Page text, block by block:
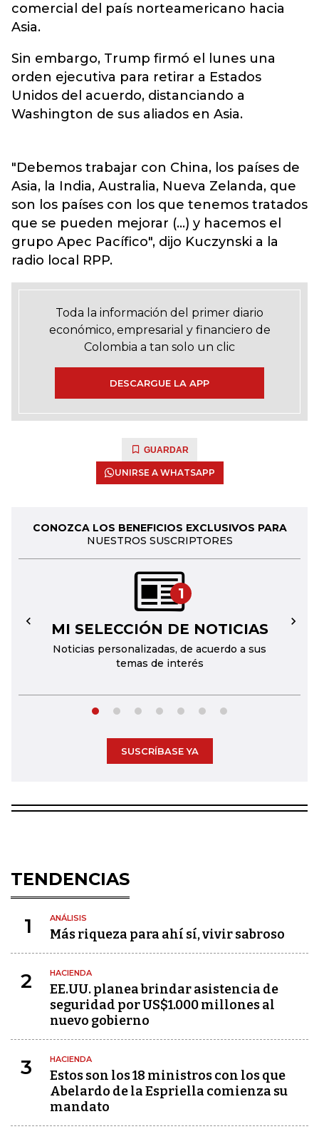
comercial del país norteamericano hacia
Asia.
Sin embargo, Trump firmó el lunes una
orden ejecutiva para retirar a Estados
Unidos del acuerdo, distanciando a
Washington de sus aliados en Asia.
"Debemos trabajar con China, los países de
Asia, la India, Australia, Nueva Zelanda, que
son los países con los que tenemos tratados
que se pueden mejorar (...) y hacemos el
grupo Apec Pacífico", dijo Kuczynski a la
radio local RPP.
Toda la información del primer diario
económico, empresarial y financiero de
Colombia a tan solo un clic
DESCARGUE LA APP
GUARDAR
UNIRSE A WHATSAPP
CONOZCA LOS BENEFICIOS EXCLUSIVOS PARA
NUESTROS SUSCRIPTORES
1
MI SELECCIÓN DE NOTICIAS
Noticias personalizadas, de acuerdo a sus
temas de interés
← →
SUSCRÍBASE YA
TENDENCIAS
1 ANÁLISIS
Más riqueza para ahí sí, vivir sabroso
2 HACIENDA
EE.UU. planea brindar asistencia de
seguridad por US$1.000 millones al
nuevo gobierno
3 HACIENDA
Estos son los 18 ministros con los que
Abelardo de la Espriella comienza su
mandato